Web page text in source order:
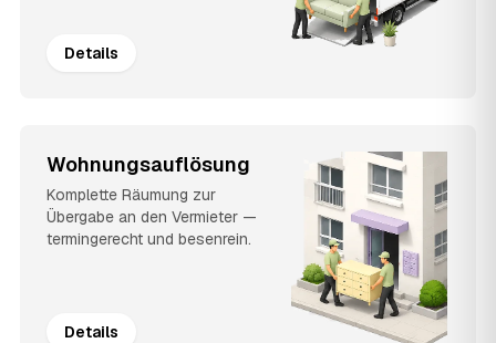
Details
Wohnungsauflösung
Komplette Räumung zur
Übergabe an den Vermieter —
termingerecht und besenrein.
Details